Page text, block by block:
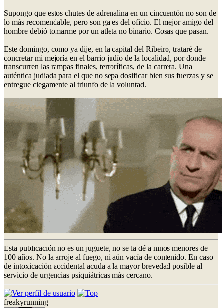
Supongo que estos chutes de adrenalina en un cincuentón no son de
lo más recomendable, pero son gajes del oficio. El mejor amigo del
hombre debió tomarme por un atleta no binario. Cosas que pasan.
Este domingo, como ya dije, en la capital del Ribeiro, trataré de
concretar mi mejoría en el barrio judío de la localidad, por donde
transcurren las rampas finales, terroríficas, de la carrera. Una
auténtica judiada para el que no sepa dosificar bien sus fuerzas y se
entregue ciegamente al triunfo de la voluntad.
Esta publicación no es un juguete, no se la dé a niños menores de
100 años. No la arroje al fuego, ni aún vacía de contenido. En caso
de intoxicación accidental acuda a la mayor brevedad posible al
servicio de urgencias psiquiátricas más cercano.
freakyrunning